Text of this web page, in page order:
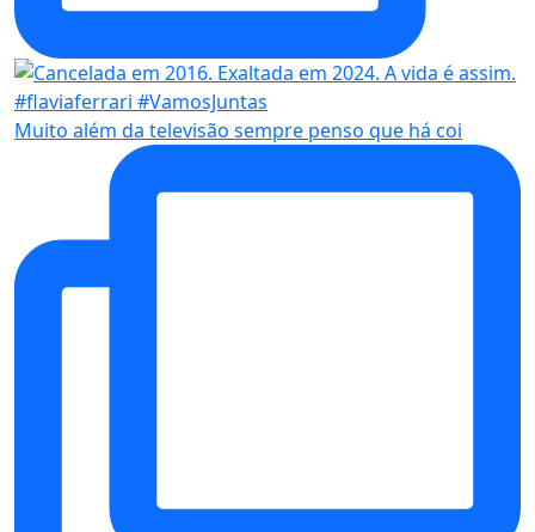
Muito além da televisão sempre penso que há coi